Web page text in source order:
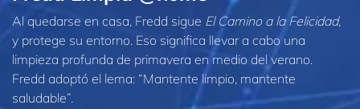
Al quedarse en casa, Fredd sigue El Camino a la Felicidad,
y protege su entorno. Eso significa llevar a cabo una
limpieza profunda de primavera en medio del verano.
Fredd adoptó el lema: “Mantente limpio, mantente
saludable”.